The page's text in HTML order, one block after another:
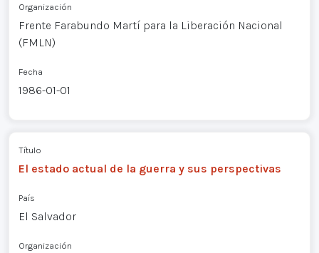
Organización
Frente Farabundo Martí para la Liberación Nacional
(FMLN)
Fecha
1986-01-01
Título
El estado actual de la guerra y sus perspectivas
País
El Salvador
Organización